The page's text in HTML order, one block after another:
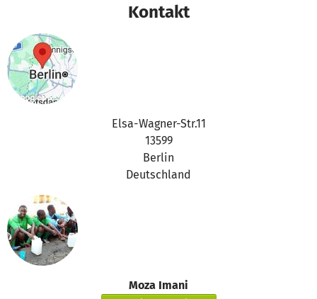
Kontakt
Elsa-Wagner-Str.11
13599
Berlin
Deutschland
Moza Imani